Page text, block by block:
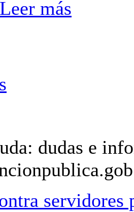
Leer más
dudas e
servidores